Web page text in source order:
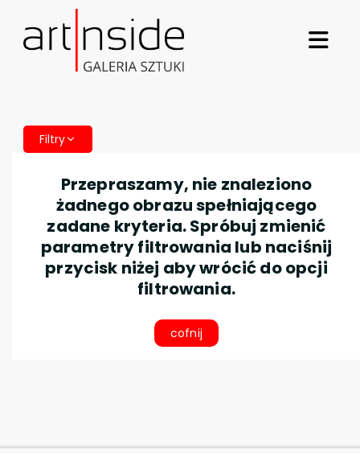
Filtry
Przepraszamy, nie znaleziono
żadnego obrazu spełniającego
zadane kryteria. Spróbuj zmienić
parametry filtrowania lub naciśnij
przycisk niżej aby wrócić do opcji
filtrowania.
cofnij